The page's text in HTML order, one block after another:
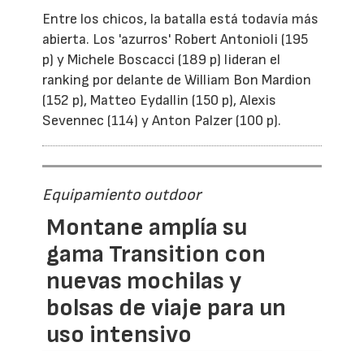
Entre los chicos, la batalla está todavía más
abierta. Los 'azurros' Robert Antonioli (195
p) y Michele Boscacci (189 p) lideran el
ranking por delante de William Bon Mardion
(152 p), Matteo Eydallin (150 p), Alexis
Sevennec (114) y Anton Palzer (100 p).
Equipamiento outdoor
Montane amplía su
gama Transition con
nuevas mochilas y
bolsas de viaje para un
uso intensivo